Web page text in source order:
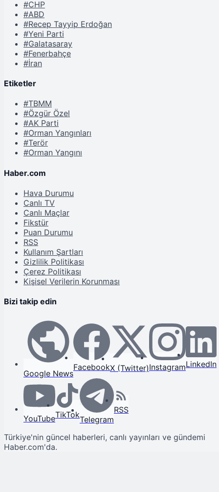
#CHP
#ABD
#Recep Tayyip Erdoğan
#Yeni Parti
#Galatasaray
#Fenerbahçe
#İran
Etiketler
#TBMM
#Özgür Özel
#AK Parti
#Orman Yangınları
#Terör
#Orman Yangını
Haber.com
Hava Durumu
Canlı TV
Canlı Maçlar
Fikstür
Puan Durumu
RSS
Kullanım Şartları
Gizlilik Politikası
Çerez Politikası
Kişisel Verilerin Korunması
Bizi takip edin
Google News
FacebookX (Twitter)InstagramLinkedIn
YouTubeTikTokTelegram
RSS
Türkiye'nin güncel haberleri, canlı yayınları ve gündemi
Haber.com'da.